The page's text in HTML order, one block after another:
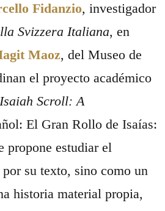
Fidanzio, investigador
Svizzera Italiana, en
Maoz, del Museo de
el proyecto académico
Scroll: A
El Gran Rollo de Isaías:
propone estudiar el
su texto, sino como un
historia material propia,